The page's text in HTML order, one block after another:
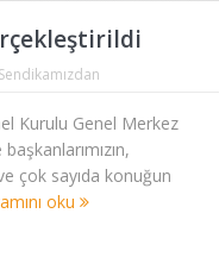
Sendikamızdan
Kurulu Genel Merkez
çok sayıda konuğun
oku